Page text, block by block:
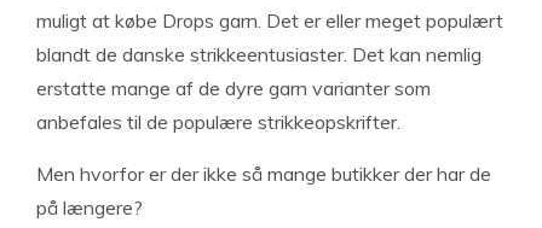
muligt at købe Drops garn. Det er eller meget populært
blandt de danske strikkeentusiaster. Det kan nemlig
erstatte mange af de dyre garn varianter som
anbefales til de populære strikkeopskrifter.
Men hvorfor er der ikke så mange butikker der har de
på længere?